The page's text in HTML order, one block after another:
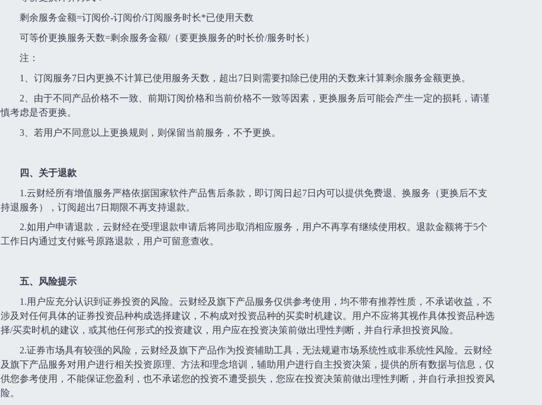
剩余服务金额=订阅价-订阅价/订阅服务时长*已使用天数
可等价更换服务天数=剩余服务金额/（要更换服务的时长价/服务时长）
注：
1、订阅服务7日内更换不计算已使用服务天数，超出7日则需要扣除已使用的天数来计算剩余服务金额更换。
2、由于不同产品价格不一致、前期订阅价格和当前价格不一致等因素，更换服务后可能会产生一定的损耗，请谨
慎考虑是否更换。
3、若用户不同意以上更换规则，则保留当前服务，不予更换。
四、关于退款
1.云财经所有增值服务严格依据国家软件产品售后条款，即订阅日起7日内可以提供免费退、换服务（更换后不支
持退服务），订阅超出7日期限不再支持退款。
2.如用户申请退款，云财经在受理退款申请后将同步取消相应服务，用户不再享有继续使用权。退款金额将于5个
工作日内通过支付账号原路退款，用户可留意查收。
五、风险提示
1.用户应充分认识到证券投资的风险。云财经及旗下产品服务仅供参考使用，均不带有推荐性质，不承诺收益，不
涉及对任何具体的证券投资品种构成选择建议，不构成对投资品种的买卖时机建议。用户不应将其视作具体投资品种选
择/买卖时机的建议，或其他任何形式的投资建议，用户应在投资决策前做出理性判断，并自行承担投资风险。
2.证券市场具有较强的风险，云财经及旗下产品作为投资辅助工具，无法规避市场系统性或非系统性风险。云财经
及旗下产品服务对用户进行相关投资原理、方法和理念培训，辅助用户进行自主投资决策，提供的所有数据与信息，仅
供您参考使用，不能保证您盈利，也不承诺您的投资不遭受损失，您应在投资决策前做出理性判断，并自行承担投资风
险。